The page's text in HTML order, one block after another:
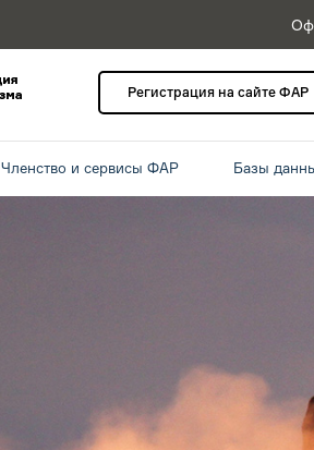
Регистрация на сайте ФАР
Членство и сервисы ФАР Базы